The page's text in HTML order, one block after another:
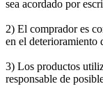
sea acordado por
2) El comprador es
en el deterioramiento
3) Los productos
responsable de